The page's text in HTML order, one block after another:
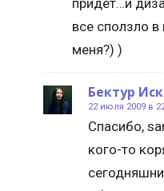
придет…и
все сползло
меня?) )
Бектур
22 июля 2009 в
Спасибо,
кого-то